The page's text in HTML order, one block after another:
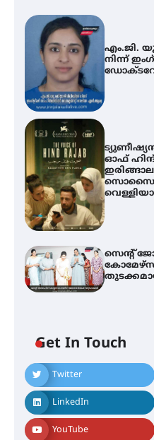
എം.ജി.
നിന്ന്
ഓഫ്
സെന്റ്
Get In Touch
Twitter
LinkedIn
YouTube
എം.ജി.